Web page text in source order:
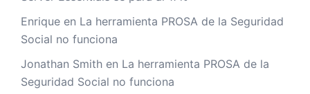
Enrique en La herramienta PROSA de la Seguridad
Social no funciona
Jonathan Smith en La herramienta PROSA de la
Seguridad Social no funciona